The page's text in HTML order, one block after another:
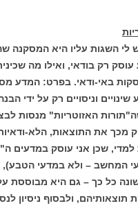
לי השגות עליו היא המסקנה
רק בודאי, ואילו מה
באי-ודאי. בפרט: המדע
וניסויים רק על ידי
האזוטריות" מנסות
מכך את התוצאות, הלא-
שכן אני עוסק במדעים
המחשב – ולא במדעי הטבע),
כל כך – גם היא מבוססת
תוצאותיהם, ולבסוף ניסיון